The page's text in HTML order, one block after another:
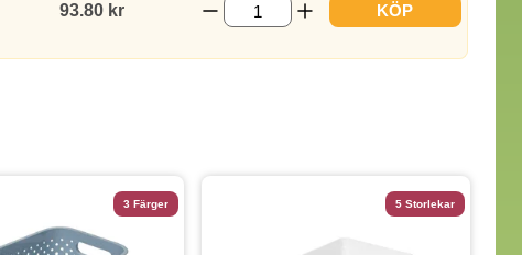
93.80 kr KÖP
3 Färger 5 Storlekar